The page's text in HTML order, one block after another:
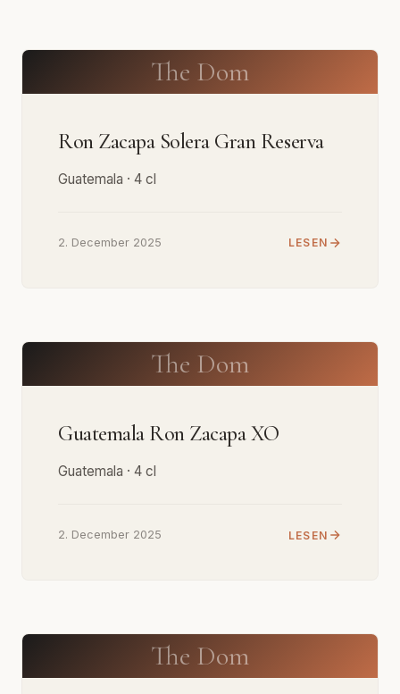
The Dom
Ron Zacapa Solera Gran Reserva
Guatemala · 4 cl
2. December 2025 LESEN
The Dom
Guatemala Ron Zacapa XO
Guatemala · 4 cl
2. December 2025 LESEN
The Dom